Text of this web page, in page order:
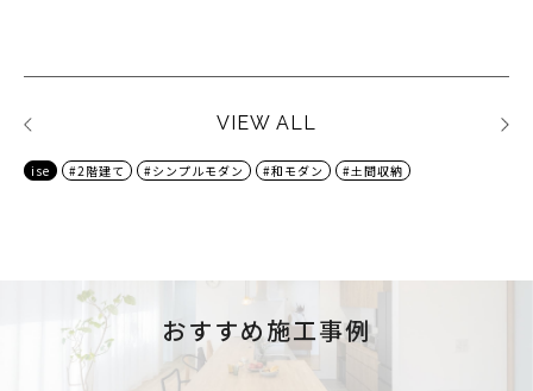
VIEW ALL
ise #2階建て #シンプルモダン #和モダン #土間収納
おすすめ施工事例